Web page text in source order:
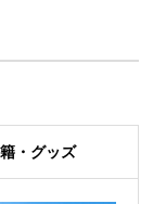
・グッズ